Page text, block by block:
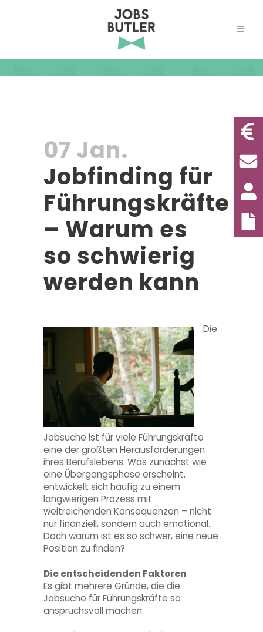
07 Jan.
Jobfinding für
Führungskräfte
– Warum es
so schwierig
werden kann
Die
Jobsuche ist für viele Führungskräfte
eine der größten Herausforderungen
ihres Berufslebens. Was zunächst wie
eine Übergangsphase erscheint,
entwickelt sich häufig zu einem
langwierigen Prozess mit
weitreichenden Konsequenzen – nicht
nur finanziell, sondern auch emotional.
Doch warum ist es so schwer, eine neue
Position zu finden?
Die entscheidenden Faktoren
Es gibt mehrere Gründe, die die
Jobsuche für Führungskräfte so
anspruchsvoll machen: